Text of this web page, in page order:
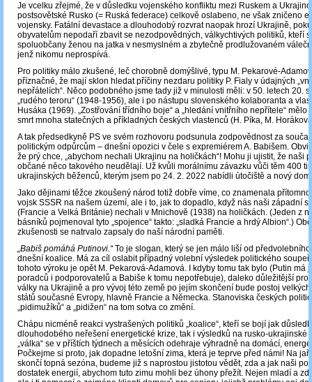
Je vcelku zřejmé, že v důsledku vojenského konfliktu mezi Ruskem a
postsovětské Rusko (= Ruská federace) celkově oslabeno, ne však zničeno
vojensky. Fatální devastace a dlouhodobý rozvrat naopak hrozí Ukrajině,
obyvatelům nepodaří zbavit se nezodpovědných, válkychtivých politiků, kteří
spoluobčany ženou na jatka v nesmyslném a zbytečně prodlužovaném
jenž nikomu neprospívá.
Pro politiky málo zkušené, leč chorobně domýšlivé, typu M. Pekarové-
příznačné, že mají sklon hledat příčiny nezdaru politiky P. Fialy v údajných
nepřátelích“. Něco podobného jsme tady již v minulosti měli: v 50. letech 20.
„rudého teroru“ (1948-1956), ale i po nástupu slovenského kolaboranta a
Husáka (1969). „Zostřování třídního boje“ a „hledání vnitřního nepřítele“ mělo
smrt mnoha statečných a příkladných českých vlastenců (H. Píka, M.
A tak předsedkyně PS ve svém rozhovoru podsunula zodpovědnost za
politickým odpůrcům – dnešní opozici v čele s expremiérem A. Babišem.
že prý chce, „abychom nechali Ukrajinu na holičkách“! Mohu ji ujistit, že naši
občané něco takového neudělají. Už kvůli morálnímu závazku vůči těm 400
ukrajinských běženců, kterým jsem po 24. 2. 2022 nabídli útočiště a nový
Jako dějinami těžce zkoušený národ totiž dobře víme, co znamenala
vojsk SSSR na našem území, ale i to, jak to dopadlo, když nás naši západní
(Francie a Velká Británie) nechali v Mnichově (1938) na holičkách. (Jeden z
básníků pojmenoval tyto „spojence“ takto: „sladká Francie a hrdý Albion“.)
zkušenosti se natrvalo zapsaly do naší národní paměti.
„Babiš pomáhá Putinovi.“To je slogan, který se jen málo liší od
dnešní koalice. Má za cíl oslabit případný volební výsledek politického
tohoto výroku je opět M. Pekarová-Adamová. I kdyby tomu tak bylo (Putin má
poradců i podporovatelů a Babiše k tomu nepotřebuje), daleko důležitější pro
války na Ukrajině a pro vývoj této země po jejím skončení bude postoj
států současné Evropy, hlavně Francie a Německa. Stanoviska českých
„pidimužíků“ a „pidižen“ na tom sotva co změní.
Chápu nicméně reakci vystrašených politiků „koalice“, kteří se bojí jak
dlouhodobého neřešení energetické krize, tak i výsledků na rusko-ukrajinské
„válka“ se v příštích týdnech a měsících odehraje výhradně na domácí,
Počkejme si proto, jak dopadne letošní zima, která je teprve před námi! Na
skončí topná sezóna, budeme již s naprostou jistotou vědět, zda a jak naši
dostatek energií, abychom tuto zimu mohli bez úhony přežít. Nejen mladí a